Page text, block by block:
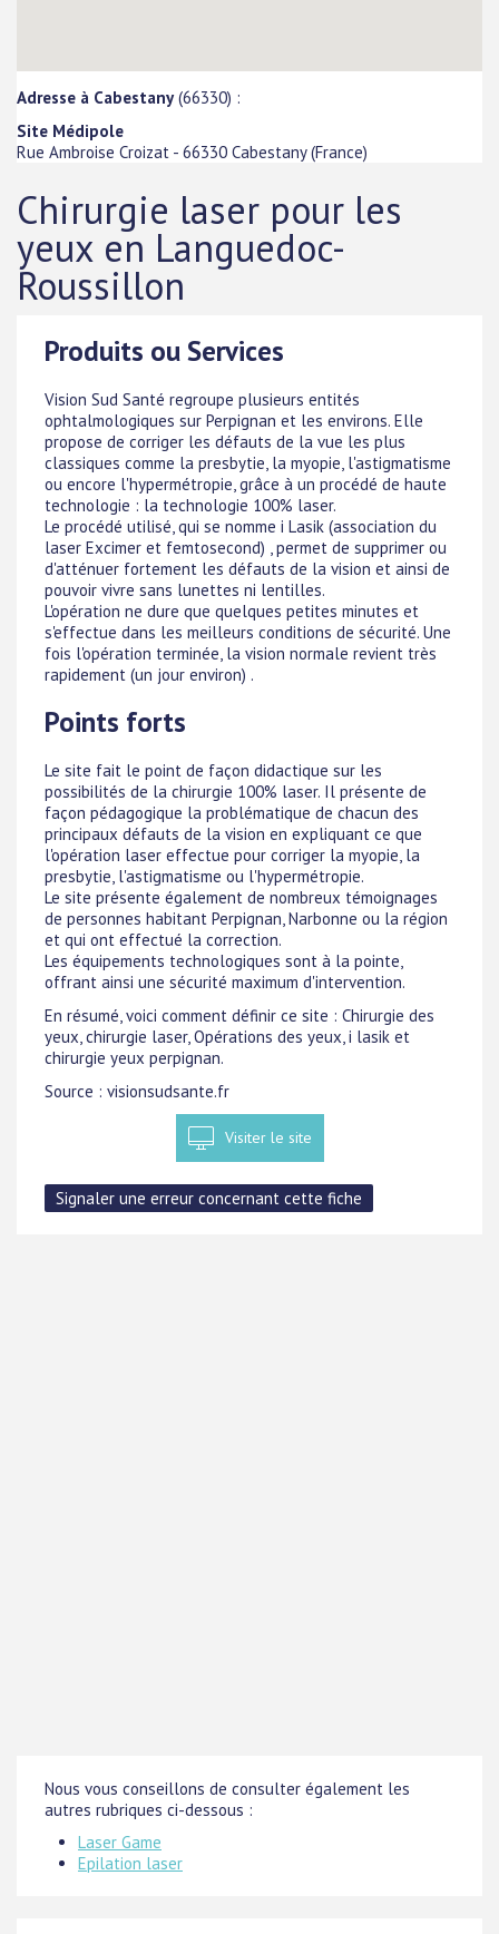
Adresse à Cabestany(66330) :
Site Médipole
Rue Ambroise Croizat - 66330 Cabestany(France)
Chirurgie laser pour les
yeux en Languedoc-
Roussillon
Produits ou Services
Vision Sud Santé regroupe plusieurs entités
ophtalmologiques sur Perpignan et les environs. Elle
propose de corriger les défauts de la vue les plus
classiques comme la presbytie, la myopie, l'astigmatisme
ou encore l'hypermétropie, grâce à un procédé de haute
technologie : la technologie 100% laser.
Le procédé utilisé, qui se nomme i Lasik (association du
laser Excimer et femtosecond) , permet de supprimer ou
d'atténuer fortement les défauts de la vision et ainsi de
pouvoir vivre sans lunettes ni lentilles.
L'opération ne dure que quelques petites minutes et
s'effectue dans les meilleurs conditions de sécurité. Une
fois l'opération terminée, la vision normale revient très
rapidement (un jour environ) .
Points forts
Le site fait le point de façon didactique sur les
possibilités de la chirurgie 100% laser. Il présente de
façon pédagogique la problématique de chacun des
principaux défauts de la vision en expliquant ce que
l'opération laser effectue pour corriger la myopie, la
presbytie, l'astigmatisme ou l'hypermétropie.
Le site présente également de nombreux témoignages
de personnes habitant Perpignan, Narbonne ou la région
et qui ont effectué la correction.
Les équipements technologiques sont à la pointe,
offrant ainsi une sécurité maximum d'intervention.
En résumé, voici comment définir ce site : Chirurgie des
yeux, chirurgie laser, Opérations des yeux, i lasik et
chirurgie yeux perpignan.
Source : visionsudsante.fr
Visiter le site
Nous vous conseillons de consulter également les
autres rubriques ci-dessous :
Laser Game
Epilation laser